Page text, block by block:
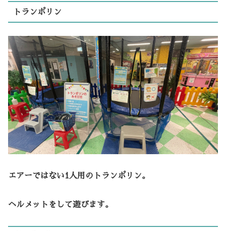
トランポリン
エアーではない1人用のトランポリン。
ヘルメットをして遊びます。